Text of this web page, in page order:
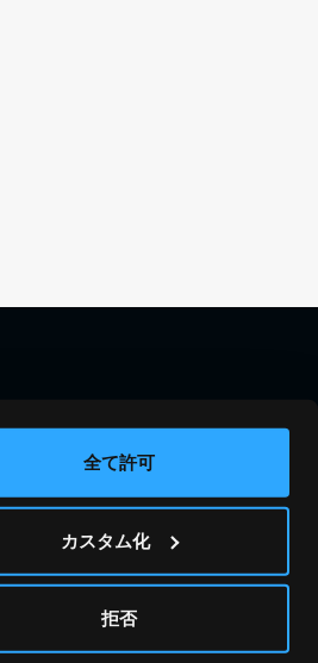
全て許可
カスタム化
拒否
問い合わせ
運営会社
プライバシーポリシー
サイトポリシー
© JIG-SAW INC.